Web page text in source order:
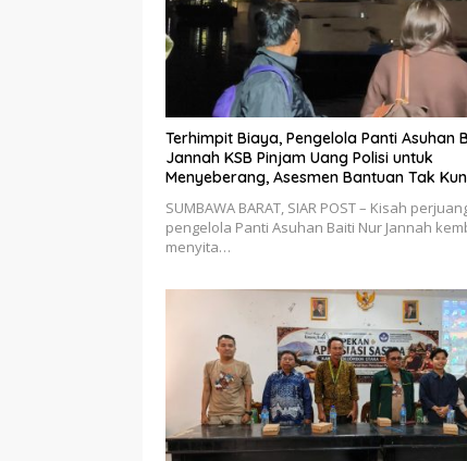
Terhimpit Biaya, Pengelola Panti Asuhan
Jannah KSB Pinjam Uang Polisi untuk
Menyeberang, Asesmen Bantuan Tak
SUMBAWA BARAT, SIAR POST – Kisah
pengelola Panti Asuhan Baiti Nur Jannah
menyita…